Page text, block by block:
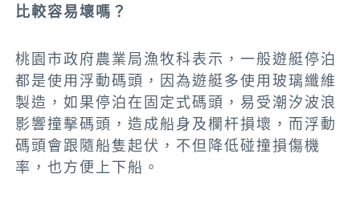
比較容易壞嗎？
桃園市政府農業局漁牧科表示，一般遊艇停泊
都是使用浮動碼頭，因為遊艇多使用玻璃纖維
製造，如果停泊在固定式碼頭，易受潮汐波浪
影響撞擊碼頭，造成船身及欄杆損壞，而浮動
碼頭會跟隨船隻起伏，不但降低碰撞損傷機
率，也方便上下船。